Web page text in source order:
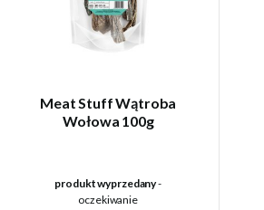
Meat Stuff Wątroba
Wołowa 100g
produkt wyprzedany-
oczekiwanie